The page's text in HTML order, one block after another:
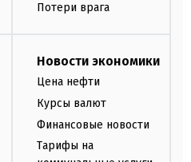
Потери врага
Новости экономики
Цена нефти
Курсы валют
Финансовые новости
Тарифы на